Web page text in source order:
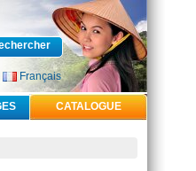
Français
Visa à l’arrivée gratuit pour le Vietnam
CATALOGUE